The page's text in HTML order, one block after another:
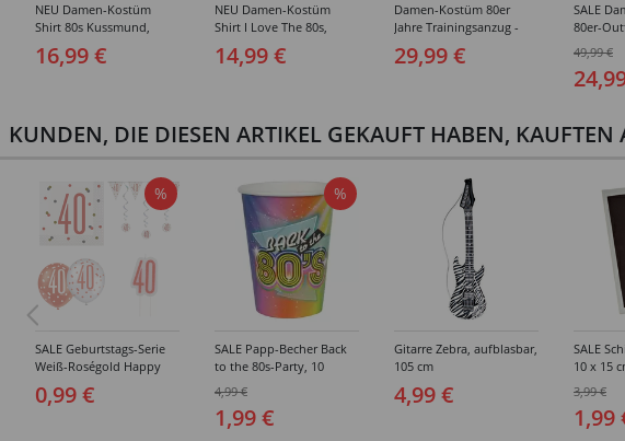
NEU Damen-Kostüm
Shirt 80s Kussmund,
ärmellos - Verschiedene
Größen (S-XXL)
16,99 €
NEU Damen-Kostüm
Shirt I Love The 80s,
ärmellos - Verschiedene
Größen (S-XXL)
14,99 €
Damen-Kostüm 80er
Jahre Trainingsanzug -
Verschiedene Größen (S-
XL)
29,99 €
SALE
80er-
(34-46)
49,99 €
KUNDEN, DIE DIESEN ARTIKEL GEKAUFT HABEN, KAUFTEN
%
SALE Geburtstags-Serie
Weiß-Roségold Happy
Birthday 40 -
Verschiedene Party-
0,99 €
%
SALE Papp-Becher Back
to the 80s-Party, 10
Stück, ca. 266ml
4,99 €
1,99 €
Gitarre Zebra, aufblasbar,
105 cm
4,99 €
SALE
10 x 15
3,99 €
1,99